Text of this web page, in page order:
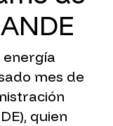
energía
mes de
quien